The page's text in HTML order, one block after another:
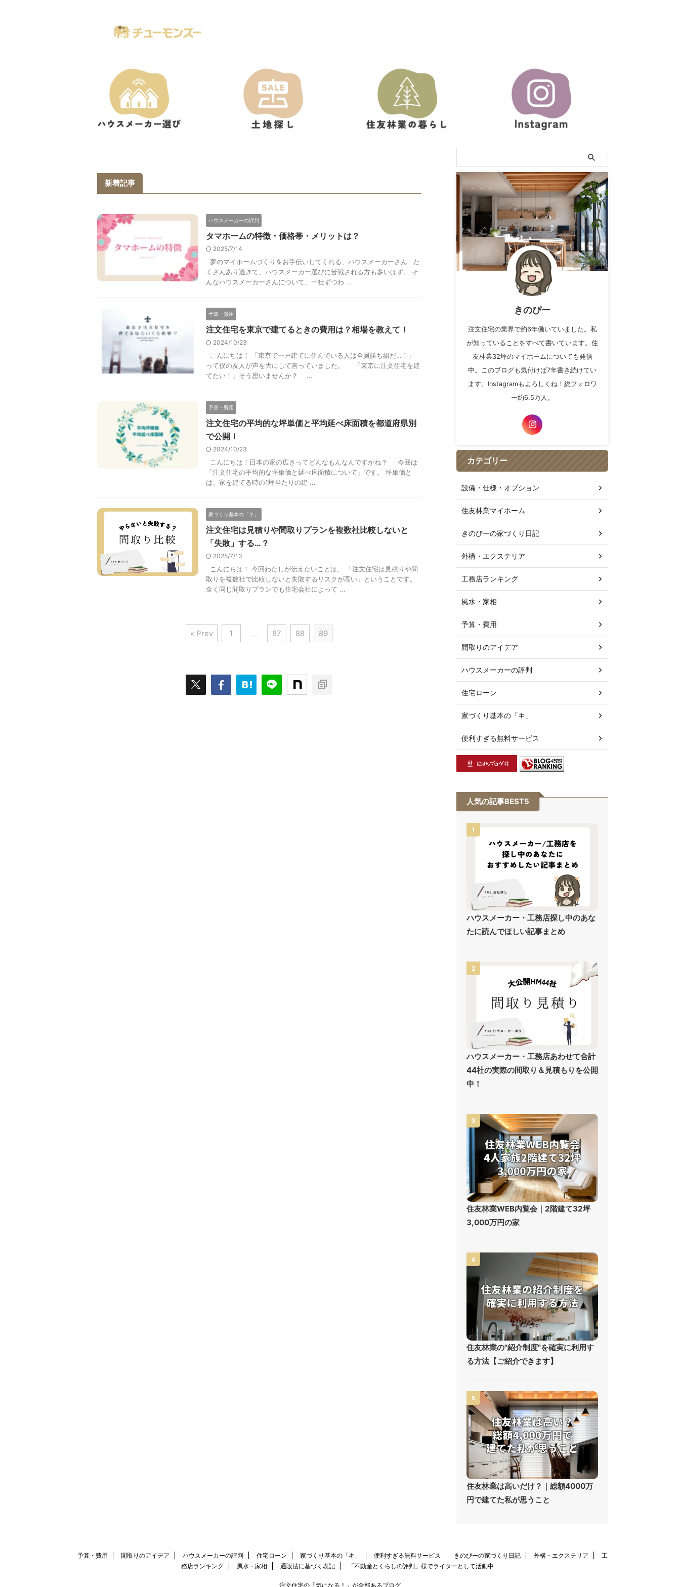
新着記事
ハウスメーカーの評判
タマホームの特徴・価格帯・メリットは？
2025/7/14
夢のマイホームづくりをお手伝いしてくれる、ハウスメーカーさん た
くさんあり過ぎて、ハウスメーカー選びに苦戦される方も多いはず。 そ
んなハウスメーカーさんについて、一社ずつわ ...
予算・費用
注文住宅を東京で建てるときの費用は？相場を教えて！
2024/10/23
こんにちは！ 「東京で一戸建てに住んでいる人は全員勝ち組だ…！」
って僕の友人が声を大にして言っていました。 「東京に注文住宅を建
てたい！」そう思いませんか？ ...
予算・費用
注文住宅の平均的な坪単価と平均延べ床面積を都道府県別
で公開！
2024/10/23
こんにちは！日本の家の広さってどんなもんなんですかね？ 今回は
「注文住宅の平均的な坪単価と延べ床面積について」です。 坪単価と
は、家を建てる時の1坪当たりの建 ...
家づくり基本の「キ」
注文住宅は見積りや間取りプランを複数社比較しないと
「失敗」する…？
2025/7/13
こんにちは！ 今回わたしが伝えたいことは、 「注文住宅は見積りや間
取りを複数社で比較しないと失敗するリスクが高い」ということです。
全く同じ間取りプランでも住宅会社によって ...
« Prev 1 … 87 88 89
きのぴー
注文住宅の業界で約6年働いていました。私
が知っていることをすべて書いています。住
友林業32坪のマイホームについても発信
中。このブログも気付けば7年書き続けてい
ます。Instagramもよろしくね！総フォロワ
ー約6.5万人。
カテゴリー
設備・仕様・オプション
住友林業マイホーム
きのぴーの家づくり日記
外構・エクステリア
工務店ランキング
風水・家相
予算・費用
間取りのアイデア
ハウスメーカーの評判
住宅ローン
家づくり基本の「キ」
便利すぎる無料サービス
人気の記事BEST5
1
ハウスメーカー・工務店探し中のあな
たに読んでほしい記事まとめ
2
ハウスメーカー・工務店あわせて合計
44社の実際の間取り＆見積もりを公開
中！
3
住友林業WEB内覧会｜2階建て32坪
3,000万円の家
4
住友林業の"紹介制度"を確実に利用す
る方法【ご紹介できます】
5
住友林業は高いだけ？｜総額4000万
円で建てた私が思うこと
予算・費用 間取りのアイデア ハウスメーカーの評判 住宅ローン 家づくり基本の「キ」 便利すぎる無料サービス きのぴーの家づくり日記 外構・エクステリア
工
務店ランキング
風水・家相 通販法に基づく表記 「不動産とくらしの評判」様でライターとして活動中
注文住宅の「気になる！」が全部あるブログ